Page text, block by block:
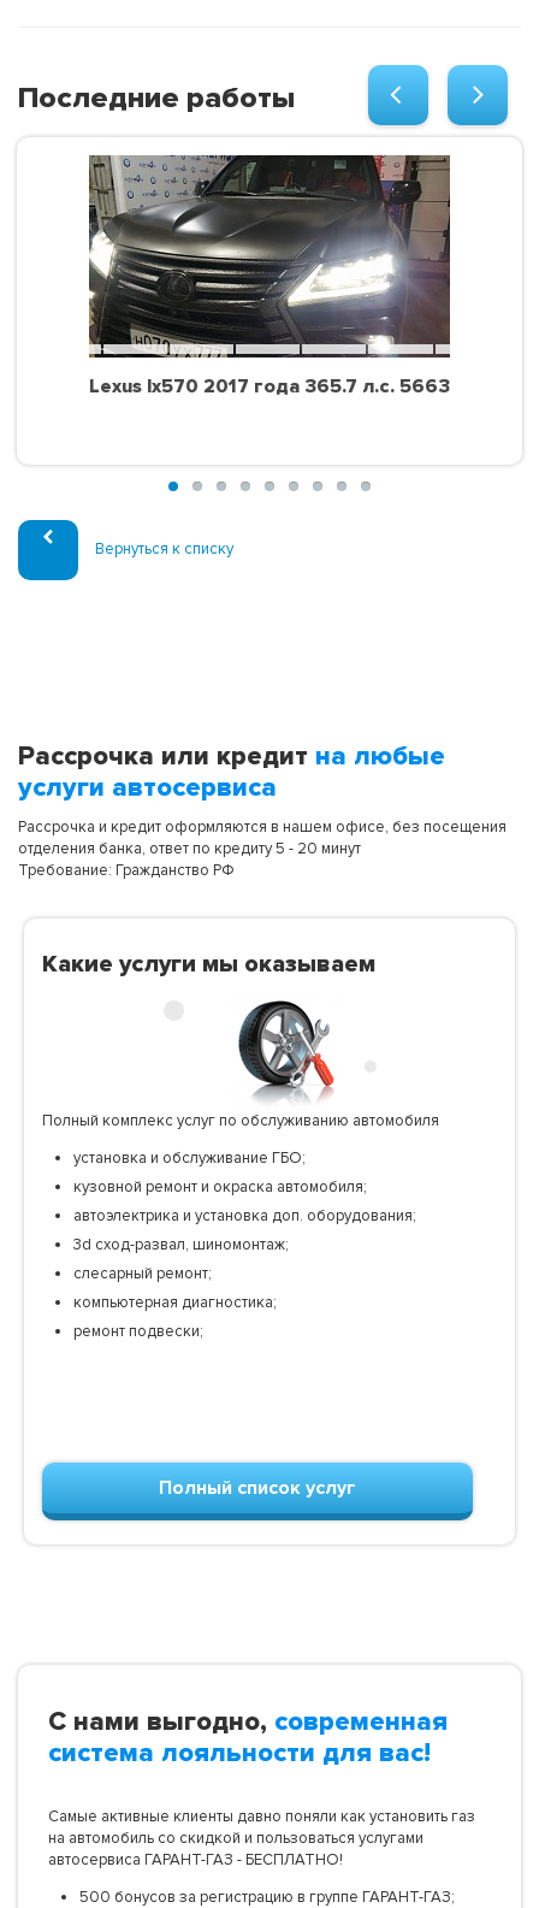
Последние работы
Lexus lx570 2017 года 365.7 л.с. 5663
Вернуться к списку
Рассрочка или кредит на любые
услуги автосервиса
Рассрочка и кредит оформляются в нашем офисе, без посещения
отделения банка, ответ по кредиту 5 - 20 минут
Требование: Гражданство РФ
Какие услуги мы оказываем
Полный комплекс услуг по обслуживанию автомобиля
установка и обслуживание ГБО;
кузовной ремонт и окраска автомобиля;
автоэлектрика и установка доп. оборудования;
3d сход-развал, шиномонтаж;
слесарный ремонт;
компьютерная диагностика;
ремонт подвески;
Полный список услуг
С нами выгодно, современная
система лояльности для вас!
Самые активные клиенты давно поняли как установить газ
на автомобиль со скидкой и пользоваться услугами
автосервиса ГАРАНТ-ГАЗ - БЕСПЛАТНО!
500 бонусов за регистрацию в группе ГАРАНТ-ГАЗ;